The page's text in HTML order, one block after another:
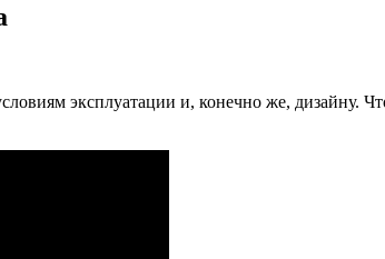
эксплуатации и, конечно же, дизайну.